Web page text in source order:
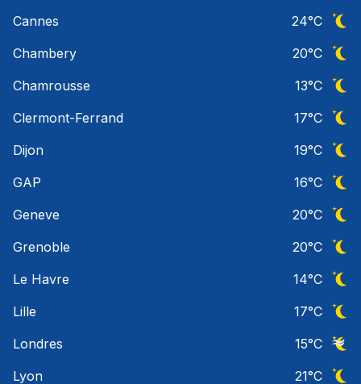
Cannes
24°C
Chambery
20°C
Chamrousse
13°C
Clermont-Ferrand
17°C
Dijon
19°C
GAP
16°C
Geneve
20°C
Grenoble
20°C
Le Havre
14°C
Lille
17°C
Londres
15°C
Lyon
21°C